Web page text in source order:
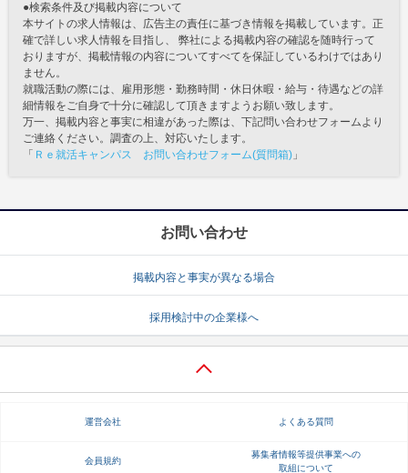
●検索条件及び掲載内容について
本サイトの求人情報は、広告主の責任に基づき情報を掲載しています。正
確で詳しい求人情報を目指し、 弊社による掲載内容の確認を随時行って
おりますが、掲載情報の内容についてすべてを保証しているわけではあり
ません。
就職活動の際には、雇用形態・勤務時間・休日休暇・給与・待遇などの詳
細情報をご自身で十分に確認して頂きますようお願い致します。
万一、掲載内容と事実に相違があった際は、下記問い合わせフォームより
ご連絡ください。調査の上、対応いたします。
「 Ｒｅ就活キャンパス お問い合わせフォーム(質問箱) 」
お問い合わせ
掲載内容と事実が異なる場合
採用検討中の企業様へ
運営会社 よくある質問
会員規約
募集者情報等提供事業への
取組について